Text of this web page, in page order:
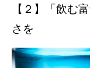
【２】「飲む
さを